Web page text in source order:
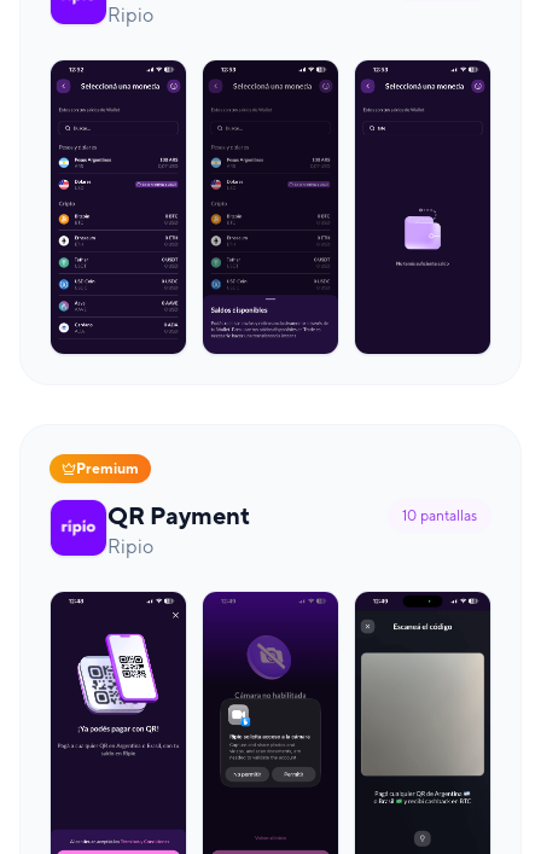
Ripio
Premium
QR Payment
Ripio
10 pantallas